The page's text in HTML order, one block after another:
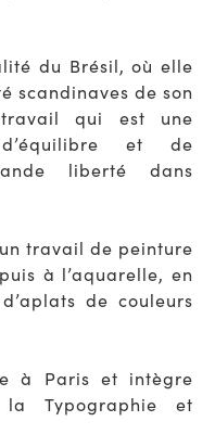
du Brésil, où elle
scandinaves de son
qui est une
d’équilibre et de
liberté dans
travail de peinture
à l’aquarelle, en
de couleurs
à Paris et intègre
Typographie et